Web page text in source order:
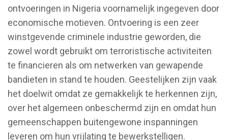
ontvoeringen in Nigeria voornamelijk ingegeven door
economische motieven. Ontvoering is een zeer
winstgevende criminele industrie geworden, die
zowel wordt gebruikt om terroristische activiteiten
te financieren als om netwerken van gewapende
bandieten in stand te houden. Geestelijken zijn vaak
het doelwit omdat ze gemakkelijk te herkennen zijn,
over het algemeen onbeschermd zijn en omdat hun
gemeenschappen buitengewone inspanningen
leveren om hun vrijlating te bewerkstelligen.